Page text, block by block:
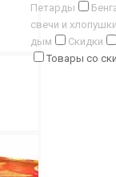
Петарды
свечи и
дым
Скидки
Товары со